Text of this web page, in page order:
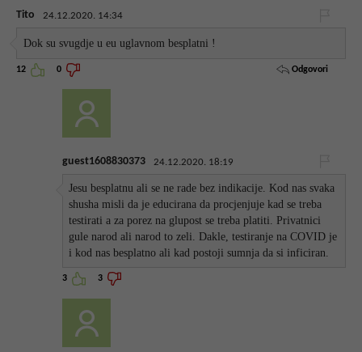
Tito 24.12.2020. 14:34
Dok su svugdje u eu uglavnom besplatni !
12 0 Odgovori
guest1608830373 24.12.2020. 18:19
Jesu besplatnu ali se ne rade bez indikacije. Kod nas svaka
shusha misli da je educirana da procjenjuje kad se treba
testirati a za porez na glupost se treba platiti. Privatnici
gule narod ali narod to zeli. Dakle, testiranje na COVID je
i kod nas besplatno ali kad postoji sumnja da si inficiran.
3 3